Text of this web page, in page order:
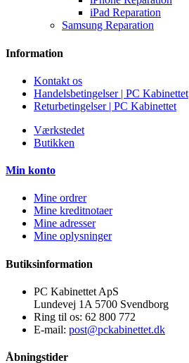
iPad Reparation
Samsung Reparation
Information
Kontakt os
Handelsbetingelser | PC Kabinettet
Returbetingelser | PC Kabinettet
Værkstedet
Butikken
Min konto
Mine ordrer
Mine kreditnotaer
Mine adresser
Mine oplysninger
Butiksinformation
PC Kabinettet ApS
Lundevej 1A 5700 Svendborg
Ring til os: 62 800 772
E-mail: post@pckabinettet.dk
Åbningstider